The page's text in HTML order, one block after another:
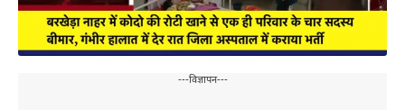
---विज्ञापन---